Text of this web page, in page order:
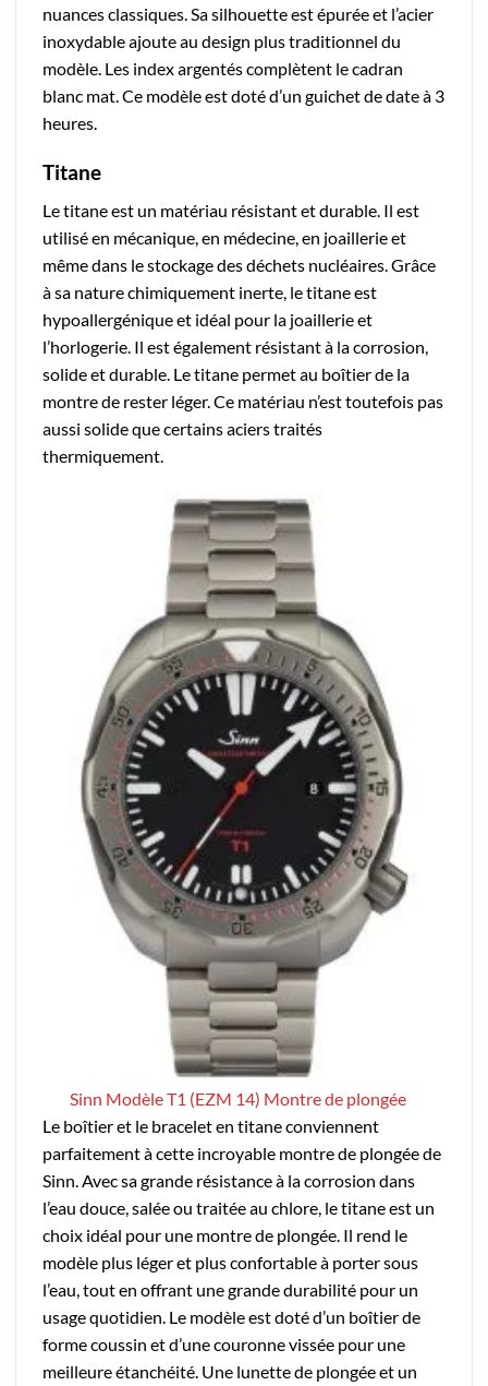
nuances classiques. Sa silhouette est épurée et l’acier
inoxydable ajoute au design plus traditionnel du
modèle. Les index argentés complètent le cadran
blanc mat. Ce modèle est doté d’un guichet de date à 3
heures.
Titane
Le titane est un matériau résistant et durable. Il est
utilisé en mécanique, en médecine, en joaillerie et
même dans le stockage des déchets nucléaires. Grâce
à sa nature chimiquement inerte, le titane est
hypoallergénique et idéal pour la joaillerie et
l’horlogerie. Il est également résistant à la corrosion,
solide et durable. Le titane permet au boîtier de la
montre de rester léger. Ce matériau n’est toutefois pas
aussi solide que certains aciers traités
thermiquement.
Sinn Modèle T1 (EZM 14) Montre de plongée
Le boîtier et le bracelet en titane conviennent
parfaitement à cette incroyable montre de plongée de
Sinn. Avec sa grande résistance à la corrosion dans
l’eau douce, salée ou traitée au chlore, le titane est un
choix idéal pour une montre de plongée. Il rend le
modèle plus léger et plus confortable à porter sous
l’eau, tout en offrant une grande durabilité pour un
usage quotidien. Le modèle est doté d’un boîtier de
forme coussin et d’une couronne vissée pour une
meilleure étanchéité. Une lunette de plongée et un